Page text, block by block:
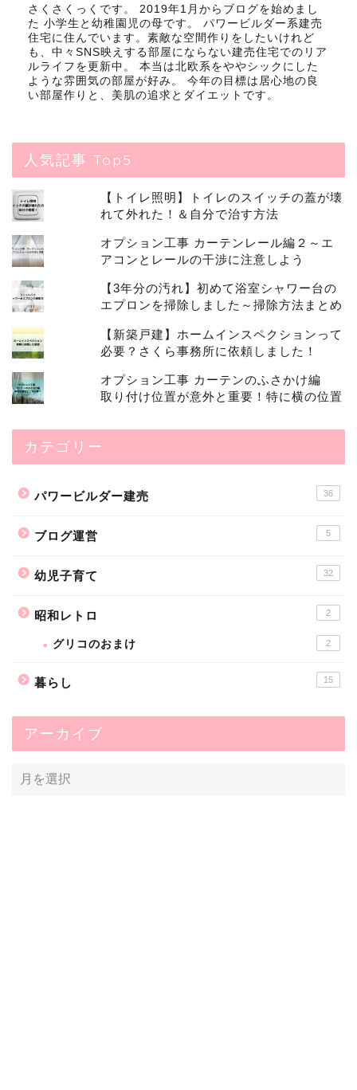
さくさくっくです。 2019年1月からブログを始めまし
た 小学生と幼稚園児の母です。 パワービルダー系建売
住宅に住んでいます。素敵な空間作りをしたいけれど
も、中々SNS映えする部屋にならない建売住宅でのリア
ルライフを更新中。 本当は北欧系をややシックにした
ような雰囲気の部屋が好み。 今年の目標は居心地の良
い部屋作りと、美肌の追求とダイエットです。
人気記事 Top5
【トイレ照明】トイレのスイッチの蓋が壊
れて外れた！＆自分で治す方法
オプション工事 カーテンレール編２～エ
アコンとレールの干渉に注意しよう
【3年分の汚れ】初めて浴室シャワー台の
エプロンを掃除しました～掃除方法まとめ
【新築戸建】ホームインスペクションって
必要？さくら事務所に依頼しました！
オプション工事 カーテンのふさかけ編
取り付け位置が意外と重要！特に横の位置
カテゴリー
パワービルダー建売 36
ブログ運営 5
幼児子育て 32
昭和レトロ 2
グリコのおまけ 2
暮らし 15
アーカイブ